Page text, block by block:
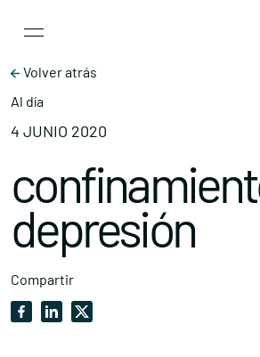
Main
Volver atrás
Al día
4 JUNIO 2020
depresión
Compartir